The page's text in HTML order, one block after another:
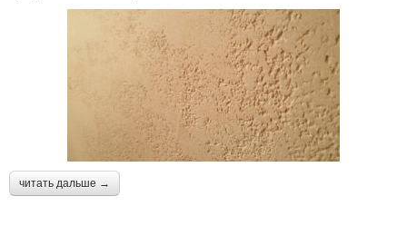
читать дальше →